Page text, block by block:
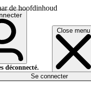
de hoofdinhoud
Close menu
déconnecté.
Se connecter